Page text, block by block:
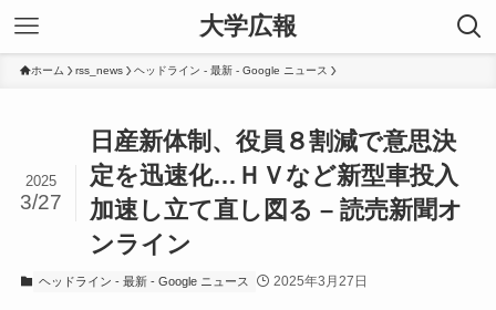
大学広報
ホーム rss_news ヘッドライン - 最新 - Google ニュース
日産新体制、役員８割減で意思決
定を迅速化…ＨＶなど新型車投入
加速し立て直し図る – 読売新聞オ
ンライン
2025
3/27
ヘッドライン - 最新 - Google ニュース 2025年3月27日